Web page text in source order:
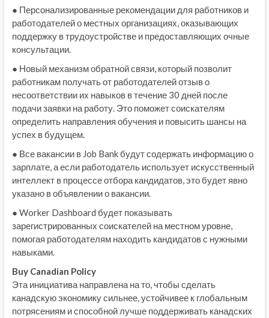
● Персонализированные рекомендации для работников и
работодателей о местных организациях, оказывающих
поддержку в трудоустройстве и предоставляющих очные
консультации.
● Новый механизм обратной связи, который позволит
работникам получать от работодателей отзыв о
несоответствии их навыков в течение 30 дней после
подачи заявки на работу. Это поможет соискателям
определить направления обучения и повысить шансы на
успех в будущем.
● Все вакансии в Job Bank будут содержать информацию о
зарплате, а если работодатель использует искусственный
интеллект в процессе отбора кандидатов, это будет явно
указано в объявлении о вакансии.
● Worker Dashboard будет показывать
зарегистрированных соискателей на местном уровне,
помогая работодателям находить кандидатов с нужными
навыками.
Buy Canadian Policy
Эта инициатива направлена на то, чтобы сделать
канадскую экономику сильнее, устойчивее к глобальным
потрясениям и способной лучше поддерживать канадских